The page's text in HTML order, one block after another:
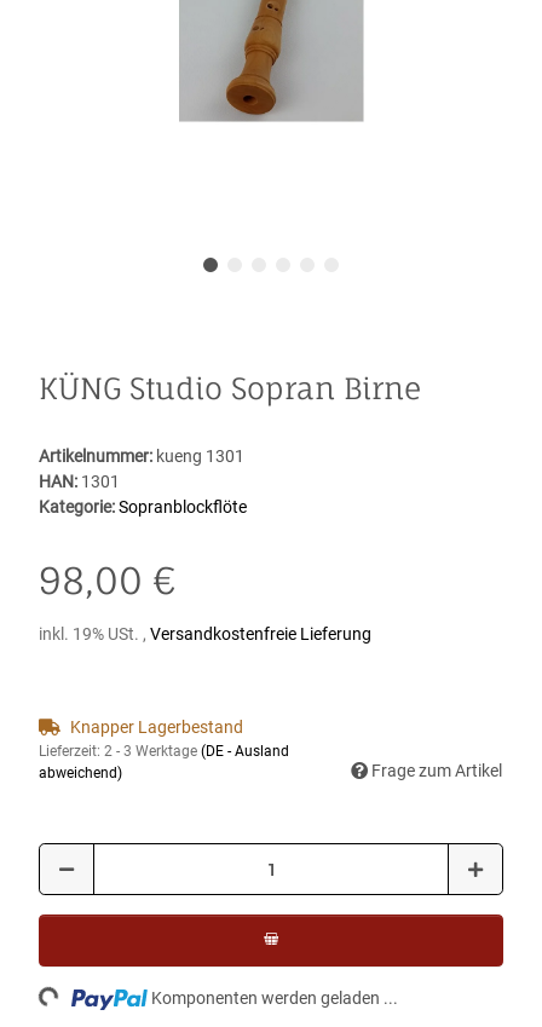
KÜNG Studio Sopran Birne
Artikelnummer: kueng 1301
HAN: 1301
Kategorie:Sopranblockflöte
98,00 €
inkl. 19% USt. , Versandkostenfreie Lieferung
Knapper Lagerbestand
Lieferzeit: 2 - 3 Werktage (DE - Ausland
abweichend)
Frage zum Artikel
Komponenten werden geladen ...